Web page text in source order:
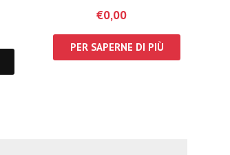
€0,00
PER SAPERNE DI PIÙ